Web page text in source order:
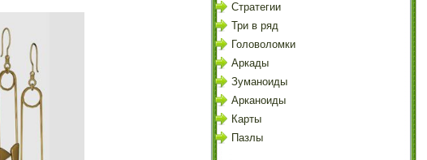
Стратегии
Три в ряд
Головоломки
Аркады
Зуманоиды
Арканоиды
Карты
Пазлы